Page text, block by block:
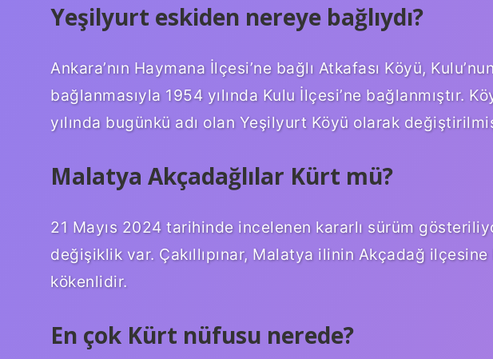
Yeşilyurt eskiden nereye bağlıydı?
Ankara’nın Haymana İlçesi’ne bağlı Atkafası Köyü,
bağlanmasıyla 1954 yılında Kulu İlçesi’ne bağlanmıştır.
yılında bugünkü adı olan Yeşilyurt Köyü olarak
Malatya Akçadağlılar Kürt mü?
21 Mayıs 2024 tarihinde incelenen kararlı sürüm
değişiklik var. Çakıllıpınar, Malatya ilinin Akçadağ
kökenlidir.
En çok Kürt nüfusu nerede?